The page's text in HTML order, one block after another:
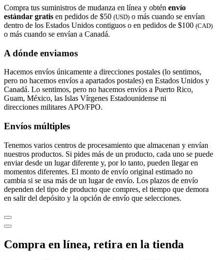
Compra tus suministros de mudanza en línea y obtén envío
estándar gratis en pedidos de $50 (USD) o más cuando se envían
dentro de los Estados Unidos contiguos o en pedidos de $100 (CAD)
o más cuando se envían a Canadá.
A dónde enviamos
Hacemos envíos únicamente a direcciones postales (lo sentimos,
pero no hacemos envíos a apartados postales) en Estados Unidos y
Canadá. Lo sentimos, pero no hacemos envíos a Puerto Rico,
Guam, México, las Islas Vírgenes Estadounidense ni
direcciones militares APO/FPO.
Envíos múltiples
Tenemos varios centros de procesamiento que almacenan y envían
nuestros productos. Si pides más de un producto, cada uno se puede
enviar desde un lugar diferente y, por lo tanto, pueden llegar en
momentos diferentes. El monto de envío original estimado no
cambia si se usa más de un lugar de envío. Los plazos de envío
dependen del tipo de producto que compres, el tiempo que demora
en salir del depósito y la opción de envío que selecciones.
Compra en línea, retira en la tienda